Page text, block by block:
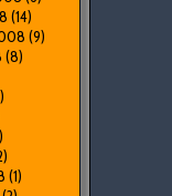
(14)
(9)
(8)
(1)